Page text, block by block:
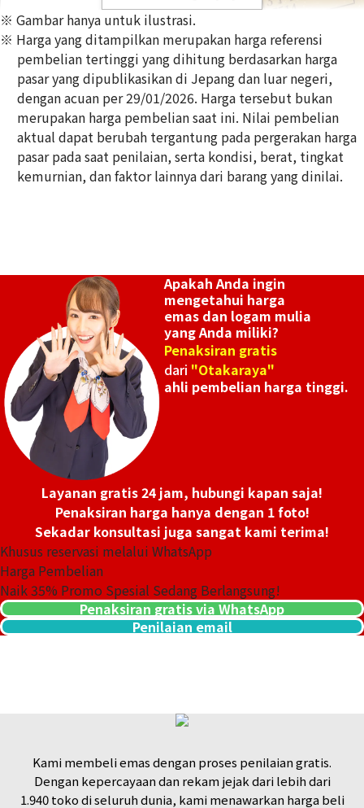
24K Gold (K24) Calendar Shinsei Kogyo Inu
※ Gambar hanya untuk ilustrasi.
※ Harga yang ditampilkan merupakan harga referensi
pembelian tertinggi yang dihitung berdasarkan harga
pasar yang dipublikasikan di Jepang dan luar negeri,
dengan acuan per 29/01/2026. Harga tersebut bukan
merupakan harga pembelian saat ini. Nilai pembelian
aktual dapat berubah tergantung pada pergerakan harga
pasar pada saat penilaian, serta kondisi, berat, tingkat
kemurnian, dan faktor lainnya dari barang yang dinilai.
Apakah Anda ingin
mengetahui harga
emas dan logam mulia
yang Anda miliki?
Penaksiran gratis
dari "Otakaraya"
ahli pembelian harga tinggi.
Layanan gratis 24 jam, hubungi kapan saja!
Penaksiran harga hanya dengan 1 foto!
Sekadar konsultasi juga sangat kami terima!
Khusus reservasi melalui WhatsApp
Harga Pembelian
Naik35% Promo Spesial Sedang Berlangsung!
Penaksiran gratis via WhatsApp
Penilaian email
Kami membeli emas dengan proses penilaian gratis.
Dengan kepercayaan dan rekam jejak dari lebih dari
1.940 toko di seluruh dunia, kami menawarkan harga beli